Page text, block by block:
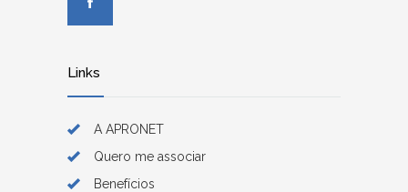
Links
A APRONET
Quero me associar
Benefícios